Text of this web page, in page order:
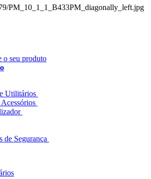
o seu produto
Utilitários
de Segurança